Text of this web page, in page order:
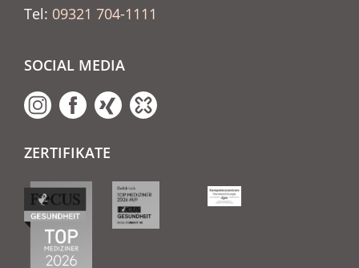
Tel: 09321 704-1111
SOCIAL MEDIA
ZERTIFIKATE